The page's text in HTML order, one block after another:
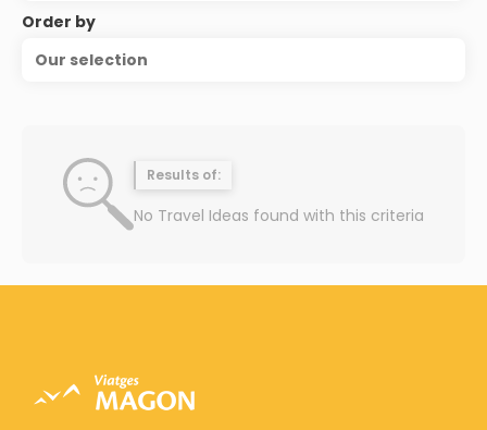
Order by
Our selection
Results of:
No Travel Ideas found with this criteria